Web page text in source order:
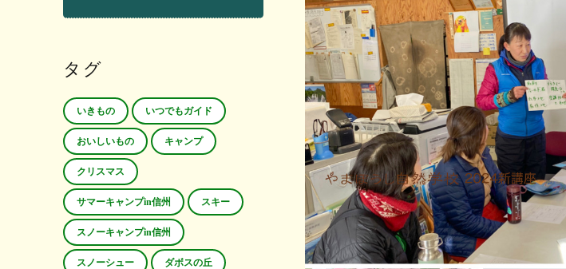
タグ
いきもの いつでもガイド
おいしいもの キャンプ
クリスマス
サマーキャンプin信州 スキー
スノーキャンプin信州
スノーシュー ダボスの丘